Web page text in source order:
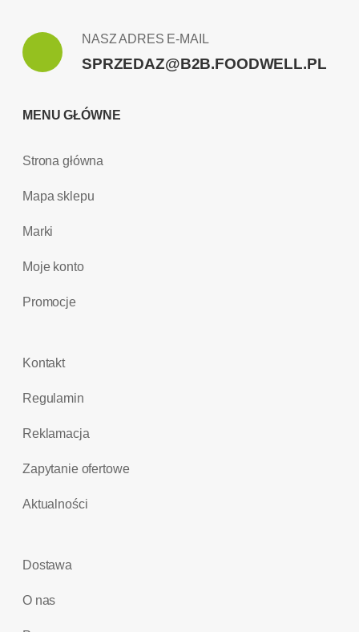
NASZ ADRES E-MAIL
SPRZEDAZ@B2B.FOODWELL.PL
MENU GŁÓWNE
Strona główna
Mapa sklepu
Marki
Moje konto
Promocje
Kontakt
Regulamin
Reklamacja
Zapytanie ofertowe
Aktualności
Dostawa
O nas